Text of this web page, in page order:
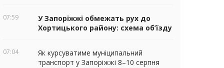
07:59
У Запоріжжі обмежать рух до
Хортицького району: схема об’їзду
07:04
Як курсуватиме муніципальний
транспорт у Запоріжжі 8–10 серпня